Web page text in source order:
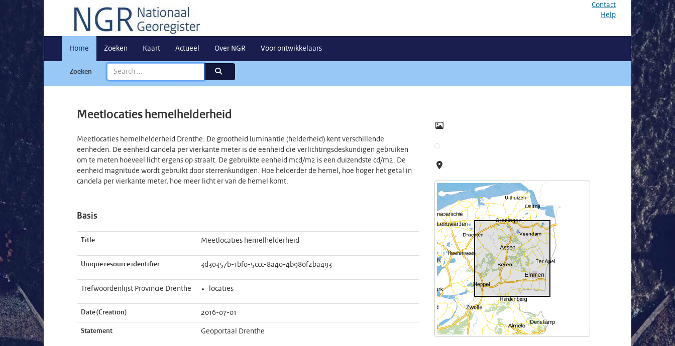
Contact
Help
Home Zoeken Kaart Actueel Over NGR Voor ontwikkelaars
Zoeken
Meetlocaties hemelhelderheid
Meetlocaties hemelhelderheid Drenthe. De grootheid luminantie (helderheid) kent verschillende
eenheden. De eenheid candela per vierkante meter is de eenheid die verlichtingsdeskundigen gebruiken
om te meten hoeveel licht ergens op straalt. De gebruikte eenheid mcd/m2 is een duizendste cd/m2. De
eenheid magnitude wordt gebruikt door sterrenkundigen. Hoe helderder de hemel, hoe hoger het getal in
candela per vierkante meter, hoe meer licht er van de hemel komt.
Basis
Title Meetlocaties hemelhelderheid
Unique resource identifier 3d30357b-1bf0-5ccc-8a40-4b980f2ba493
Trefwoordenlijst Provincie Drenthe locaties
Date (Creation) 2016-07-01
Statement Geoportaal Drenthe